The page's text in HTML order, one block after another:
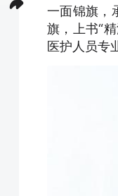
一面锦旗，
旗，上书“
医护人员专